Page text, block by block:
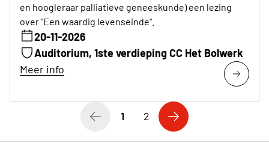
en hoogleraar palliatieve geneeskunde) een lezing
over "Een waardig levenseinde".
20-11-2026
Auditorium, 1ste verdieping CC Het Bolwerk
Meer info
1 2